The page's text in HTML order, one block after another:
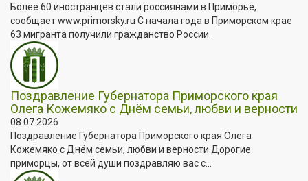
Более 60 иностранцев стали россиянами в Приморье,
сообщает www.primorsky.ru С начала года в Приморском крае
63 мигранта получили гражданство России.
Поздравление Губернатора Приморского края
Олега Кожемяко с Днём семьи, любви и верности
08.07.2026
Поздравление Губернатора Приморского края Олега
Кожемяко с Днём семьи, любви и верности Дорогие
приморцы, от всей души поздравляю вас с...